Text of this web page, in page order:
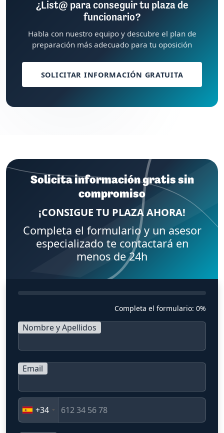
¿List@ para conseguir tu plaza de
funcionario?
Habla con nuestro equipo y descubre el plan de
preparación más adecuado para tu oposición
SOLICITAR INFORMACIÓN GRATUITA
Solicita información gratis sin
compromiso
¡CONSIGUE TU PLAZA AHORA!
Completa el formulario y un asesor
especializado te contactará en
menos de 24h
Completa el formulario: 0%
Nombre y Apellidos
Email
+34